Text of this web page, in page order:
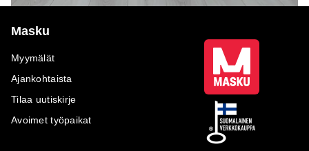
Masku
Myymälät
Ajankohtaista
Tilaa uutiskirje
Avoimet työpaikat